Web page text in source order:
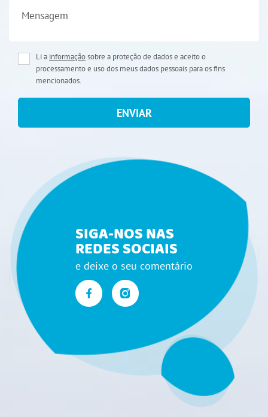
Mensagem
Li a informaçãosobre a proteção de dados e aceito o
processamento e uso dos meus dados pessoais para os fins
mencionados.
ENVIAR
SIGA-NOS NAS
REDES SOCIAIS
e deixe o seu comentário